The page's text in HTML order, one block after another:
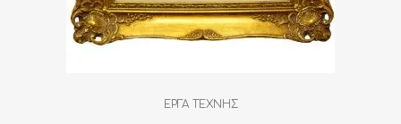
ΕΡΓΑ ΤΕΧΝΗΣ